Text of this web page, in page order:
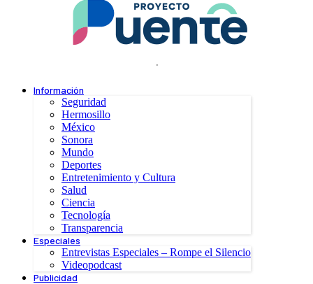
.
Información
Seguridad
Hermosillo
México
Sonora
Mundo
Deportes
Entretenimiento y Cultura
Salud
Ciencia
Tecnología
Transparencia
Especiales
Entrevistas Especiales – Rompe el Silencio
Videopodcast
Publicidad